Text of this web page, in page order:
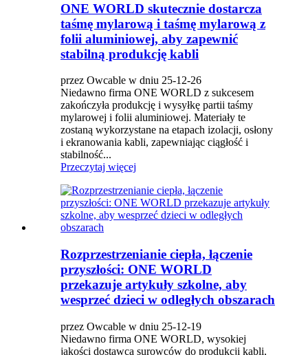
ONE WORLD skutecznie dostarcza
taśmę mylarową i taśmę mylarową z
folii aluminiowej, aby zapewnić
stabilną produkcję kabli
przez Owcable w dniu 25-12-26
Niedawno firma ONE WORLD z sukcesem
zakończyła produkcję i wysyłkę partii taśmy
mylarowej i folii aluminiowej. Materiały te
zostaną wykorzystane na etapach izolacji, osłony
i ekranowania kabli, zapewniając ciągłość i
stabilność...
Przeczytaj więcej
Rozprzestrzenianie ciepła, łączenie
przyszłości: ONE WORLD
przekazuje artykuły szkolne, aby
wesprzeć dzieci w odległych obszarach
przez Owcable w dniu 25-12-19
Niedawno firma ONE WORLD, wysokiej
jakości dostawca surowców do produkcji kabli,